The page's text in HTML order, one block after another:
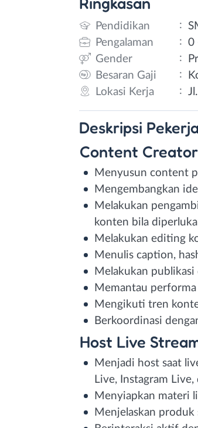
Pendidikan :
Pengalaman
: 0
Gender
:
Besaran Gaji
:
Lokasi Kerja
:
Deskripsi
Content Creator
Menyusun content
Mengembangkan
Melakukan
konten bila
Melakukan editing
Menulis caption,
Melakukan publikasi
Memantau
Mengikuti tren
Berkoordinasi
Host Live
Menjadi host saat
Live, Instagram Live,
Menyiapkan materi
Menjelaskan